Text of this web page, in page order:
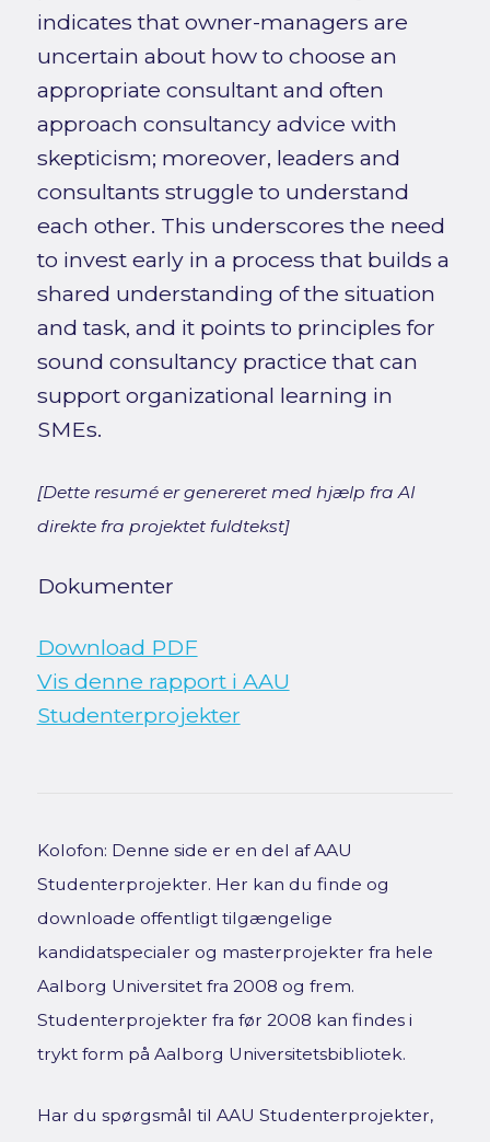
indicates that owner-managers are
uncertain about how to choose an
appropriate consultant and often
approach consultancy advice with
skepticism; moreover, leaders and
consultants struggle to understand
each other. This underscores the need
to invest early in a process that builds a
shared understanding of the situation
and task, and it points to principles for
sound consultancy practice that can
support organizational learning in
SMEs.
[Dette resumé er genereret med hjælp fra AI
direkte fra projektet fuldtekst]
Dokumenter
Download PDF
Vis denne rapport i AAU
Studenterprojekter
Kolofon: Denne side er en del af AAU
Studenterprojekter. Her kan du finde og
downloade offentligt tilgængelige
kandidatspecialer og masterprojekter fra hele
Aalborg Universitet fra 2008 og frem.
Studenterprojekter fra før 2008 kan findes i
trykt form på Aalborg Universitetsbibliotek.
Har du spørgsmål til AAU Studenterprojekter,